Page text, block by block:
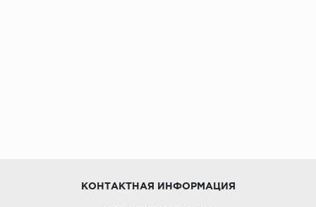
КОНТАКТНАЯ ИНФОРМАЦИЯ